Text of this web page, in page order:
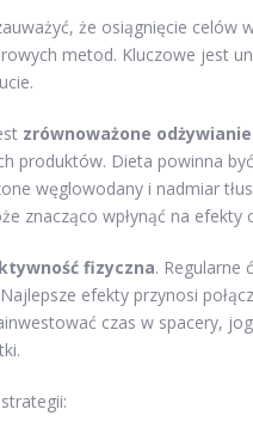
że osiągnięcie celów
metod. Kluczowe jest
zrównoważone odżywianie
produktów. Dieta powinna
węglowodany i nadmiar
znacząco wpłynąć na efekty
fizyczna. Regularne
efekty przynosi
czas w spacery,